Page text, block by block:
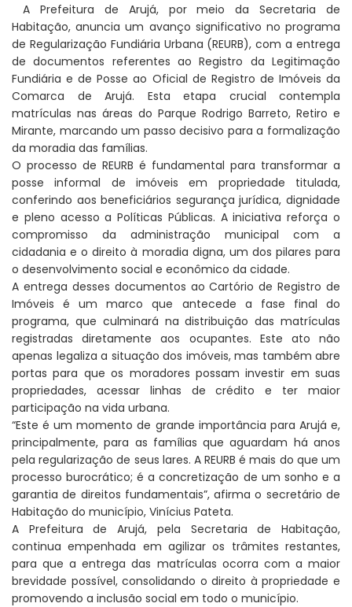
A Prefeitura de Arujá, por meio da Secretaria de
Habitação, anuncia um avanço significativo no programa
de Regularização Fundiária Urbana (REURB), com a entrega
de documentos referentes ao Registro da Legitimação
Fundiária e de Posse ao Oficial de Registro de Imóveis da
Comarca de Arujá. Esta etapa crucial contempla
matrículas nas áreas do Parque Rodrigo Barreto, Retiro e
Mirante, marcando um passo decisivo para a formalização
da moradia das famílias.
O processo de REURB é fundamental para transformar a
posse informal de imóveis em propriedade titulada,
conferindo aos beneficiários segurança jurídica, dignidade
e pleno acesso a Políticas Públicas. A iniciativa reforça o
compromisso da administração municipal com a
cidadania e o direito à moradia digna, um dos pilares para
o desenvolvimento social e econômico da cidade.
A entrega desses documentos ao Cartório de Registro de
Imóveis é um marco que antecede a fase final do
programa, que culminará na distribuição das matrículas
registradas diretamente aos ocupantes. Este ato não
apenas legaliza a situação dos imóveis, mas também abre
portas para que os moradores possam investir em suas
propriedades, acessar linhas de crédito e ter maior
participação na vida urbana.
“Este é um momento de grande importância para Arujá e,
principalmente, para as famílias que aguardam há anos
pela regularização de seus lares. A REURB é mais do que um
processo burocrático; é a concretização de um sonho e a
garantia de direitos fundamentais”, afirma o secretário de
Habitação do município, Vinícius Pateta.
A Prefeitura de Arujá, pela Secretaria de Habitação,
continua empenhada em agilizar os trâmites restantes,
para que a entrega das matrículas ocorra com a maior
brevidade possível, consolidando o direito à propriedade e
promovendo a inclusão social em todo o município.